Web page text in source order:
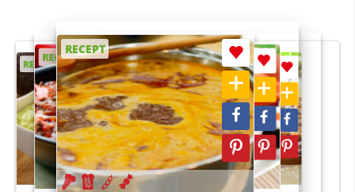
RECEPT
RECEPT
RECEPT
RECEPT
RECEPT